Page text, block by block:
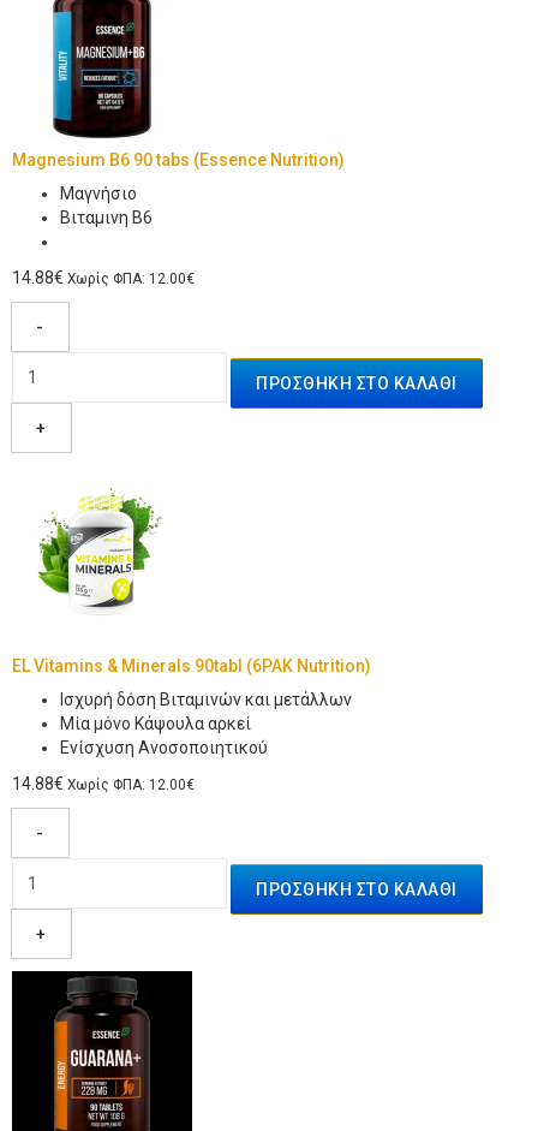
Magnesium B6 90 tabs (Essence Nutrition)
Μαγνήσιο
Βιταμινη Β6
14.88€ Χωρίς ΦΠΑ: 12.00€
-
+
EL Vitamins & Minerals 90tabl (6PAK Nutrition)
Ισχυρή δόση Βιταμινών και μετάλλων
Μία μόνο Κάψουλα αρκεί
Ενίσχυση Ανοσοποιητικού
14.88€ Χωρίς ΦΠΑ: 12.00€
-
+